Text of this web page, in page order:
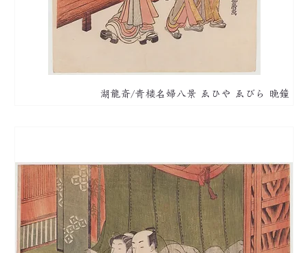
湖龍斎/青楼名婦八景 ゑひや ゑびら 晩鐘